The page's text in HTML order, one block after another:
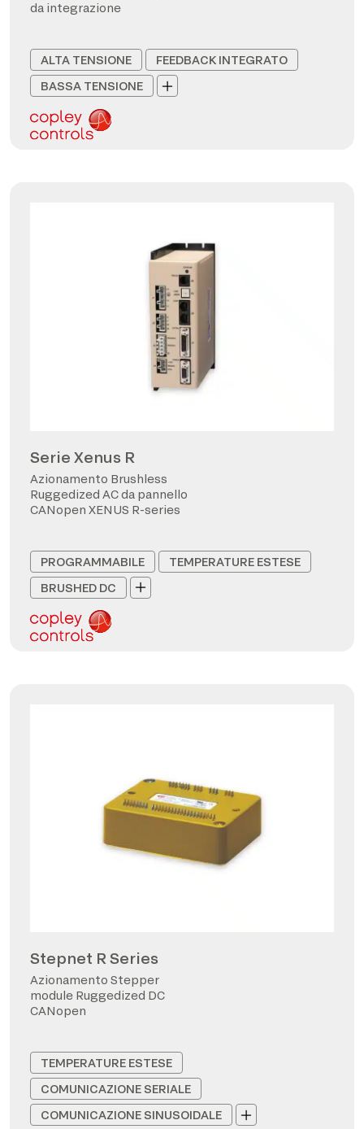
da integrazione
ALTA TENSIONE
FEEDBACK INTEGRATO
BASSA TENSIONE
Serie Xenus R
Azionamento Brushless
Ruggedized AC da pannello
CANopen XENUS R-series
PROGRAMMABILE
TEMPERATURE ESTESE
BRUSHED DC
Stepnet R Series
Azionamento Stepper
module Ruggedized DC
CANopen
TEMPERATURE ESTESE
COMUNICAZIONE SERIALE
COMUNICAZIONE SINUSOIDALE